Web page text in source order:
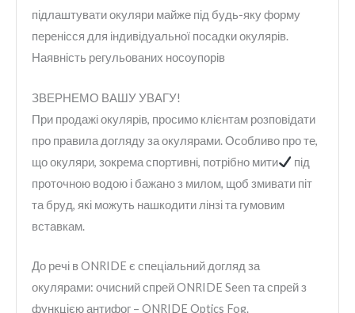
підлаштувати окуляри майже під будь-яку форму
перенісся для індивідуальної посадки окулярів.
Наявність регульованих носоупорів
ЗВЕРНЕМО ВАШУ УВАГУ!
При продажі окулярів, просимо клієнтам розповідати
про правила догляду за окулярами. Особливо про те,
що окуляри, зокрема спортивні, потрібно мити
під
проточною водою і бажано з милом, щоб змивати піт
та бруд, які можуть нашкодити лінзі та гумовим
вставкам.
До речі в ONRIDE є спеціальний догляд за
окулярами: очисний спрей ONRIDE Seen та спрей з
функцією антифог – ONRIDE Optics Fog.